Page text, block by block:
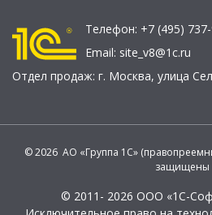
Телефон: +7 (495)
Email: site_v8@1c.ru
Отдел продаж: г. Москва, улица
© 2026 АО «Группа 1С»
защищены
© 2011- 2026 ООО «1С-